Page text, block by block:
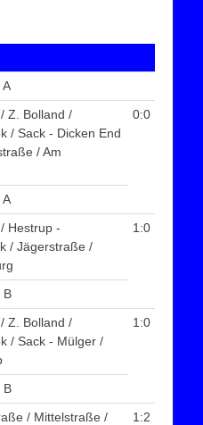
A
Z. Bolland /
/ Sack - Dicken End
/ Am
0:0
A
Hestrup -
/ Jägerstraße /
1:0
B
Z. Bolland /
/ Sack - Mülger /
1:0
B
/ Mittelstraße /
1:2